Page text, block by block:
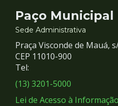
Contato
e
Redes
Sociais
Paço Municipal
Sede Administrativa
Praça Visconde de Mauá,
CEP 11010-900
Tel:
(13) 3201-5000
Lei de Acesso à Informação